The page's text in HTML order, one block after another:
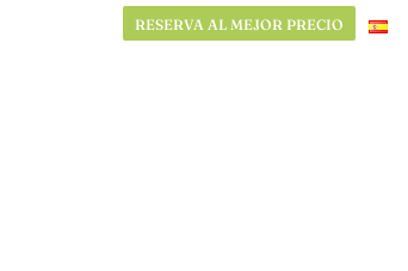
RESERVA AL MEJOR PRECIO
RESERVA AL MEJOR PRECIO